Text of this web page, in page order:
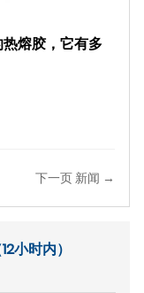
熔胶，它有多
下一页 新闻 →
小时内）